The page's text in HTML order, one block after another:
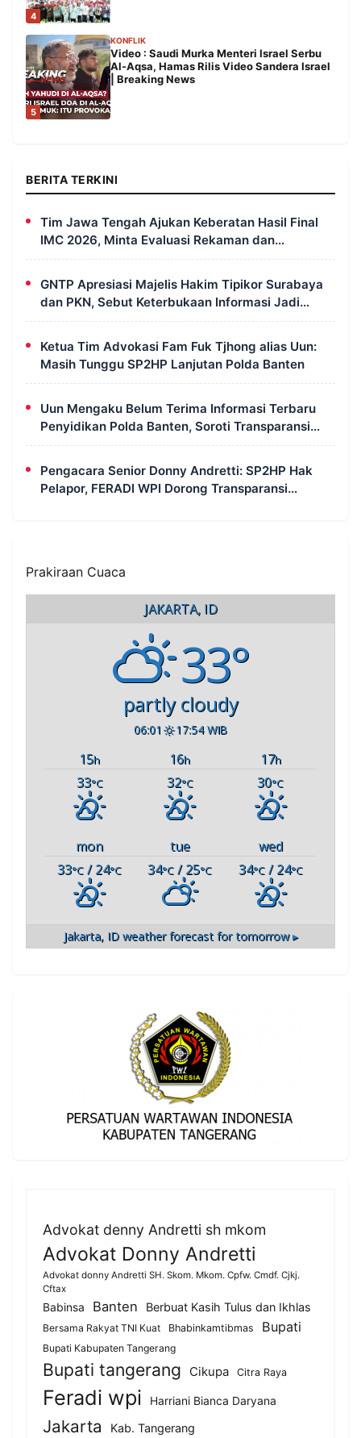
4
5
KONFLIK
Video : Saudi Murka Menteri Israel Serbu
Al-Aqsa, Hamas Rilis Video Sandera Israel
| Breaking News
BERITA TERKINI
Tim Jawa Tengah Ajukan Keberatan Hasil Final
IMC 2026, Minta Evaluasi Rekaman dan
Scorecard Juri
GNTP Apresiasi Majelis Hakim Tipikor Surabaya
dan PKN, Sebut Keterbukaan Informasi Jadi
Instrumen Pengawasan Korupsi
Ketua Tim Advokasi Fam Fuk Tjhong alias Uun:
Masih Tunggu SP2HP Lanjutan Polda Banten
Uun Mengaku Belum Terima Informasi Terbaru
Penyidikan Polda Banten, Soroti Transparansi
Perkara
Pengacara Senior Donny Andretti: SP2HP Hak
Pelapor, FERADI WPI Dorong Transparansi
Prakiraan Cuaca
JAKARTA, ID
33°
partly cloudy
06:01 17:54 WIB
15h 16h 17h
33°C 32°C 30°C
mon tue
wed
33°C / 24°C 34°C / 25°C 34°C/ 24°C
Jakarta, IDweather forecast for tomorrow ▸
Advokat denny Andretti sh mkom
Advokat Donny Andretti
Advokat donny Andretti SH. Skom. Mkom. Cpfw. Cmdf. Cjkj.
Cftax
Babinsa Banten Berbuat Kasih Tulus dan Ikhlas
Bersama Rakyat TNI Kuat Bhabinkamtibmas Bupati
Bupati Kabupaten Tangerang
Bupati tangerang Cikupa Citra Raya
Feradi wpi Harriani Bianca Daryana
Jakarta Kab. Tangerang